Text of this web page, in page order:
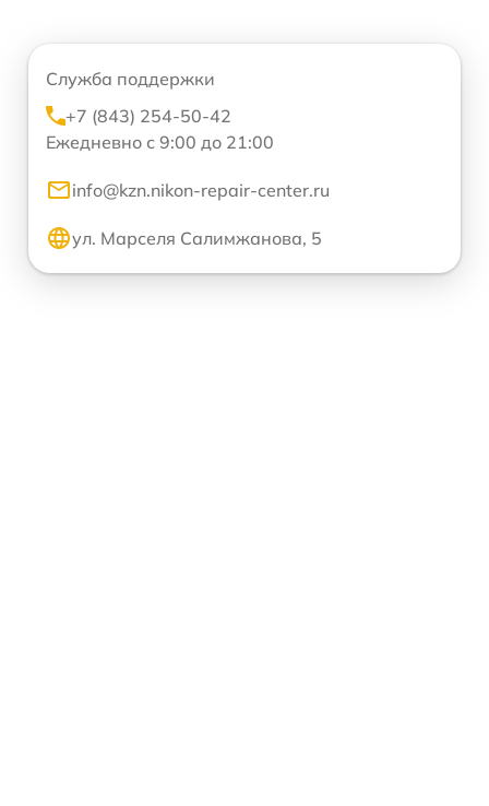
Служба поддержки
+7 (843) 254-50-42
Ежедневно с 9:00 до 21:00
info@kzn.nikon-repair-center.ru
ул. Марселя Салимжанова, 5